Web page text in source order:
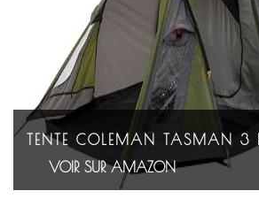
TENTE COLEMAN TASMAN 3
VOIR SUR AMAZON